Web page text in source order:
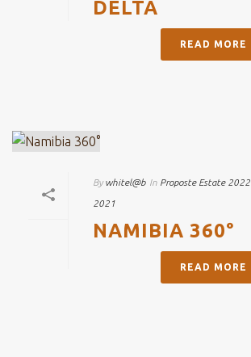
DELTA
READ MORE
By whitel@b In Proposte Estate 2022
2021
NAMIBIA 360°
READ MORE